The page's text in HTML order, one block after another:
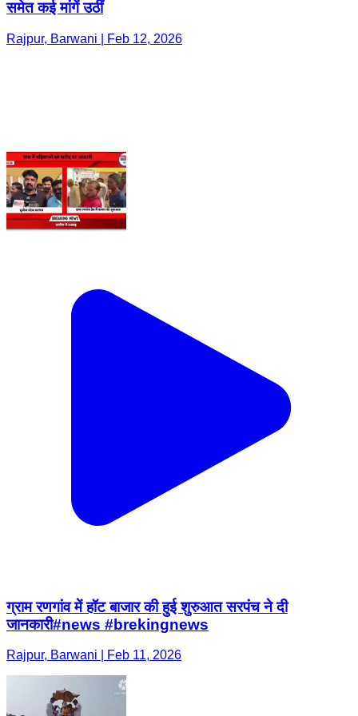
समेत कई मांगें उठीं
Rajpur, Barwani | Feb 12, 2026
ग्राम रणगांव में हॉट बाजार की हुई शुरुआत सरपंच ने दी
जानकारी#news #brekingnews